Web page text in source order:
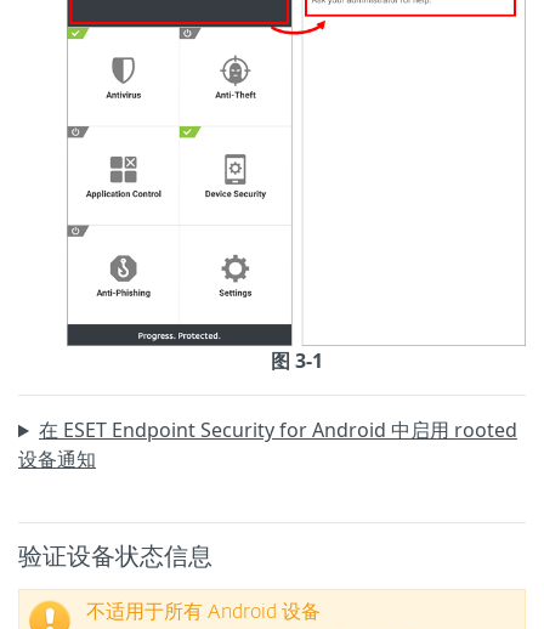
图 3-1
在 ESET Endpoint Security for Android 中启用 rooted
设备通知
验证设备状态信息
不适用于所有 Android 设备